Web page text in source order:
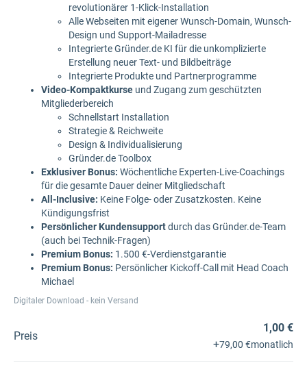
revolutionärer 1-Klick-Installation
Alle Webseiten mit eigener Wunsch-Domain, Wunsch-
Design und Support-Mailadresse
Integrierte Gründer.de KI für die unkomplizierte
Erstellung neuer Text- und Bildbeiträge
Integrierte Produkte und Partnerprogramme
Video-Kompaktkurse und Zugang zum geschützten
Mitgliederbereich
Schnellstart Installation
Strategie & Reichweite
Design & Individualisierung
Gründer.de Toolbox
Exklusiver Bonus: Wöchentliche Experten-Live-Coachings
für die gesamte Dauer deiner Mitgliedschaft
All-Inclusive: Keine Folge- oder Zusatzkosten. Keine
Kündigungsfrist
Persönlicher Kundensupportdurch das Gründer.de-Team
(auch bei Technik-Fragen)
Premium Bonus: 1.500 €-Verdienstgarantie
Premium Bonus: Persönlicher Kickoff-Call mit Head Coach
Michael
Digitaler Download - kein Versand
Preis
1,00 €
+79,00 €monatlich